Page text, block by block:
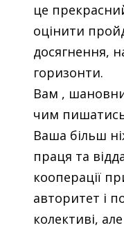
це
оцінити
досягнення,
горизонти.
Вам ,
чим
Ваша більш
праця та
кооперації
авторитет і
колективі, але